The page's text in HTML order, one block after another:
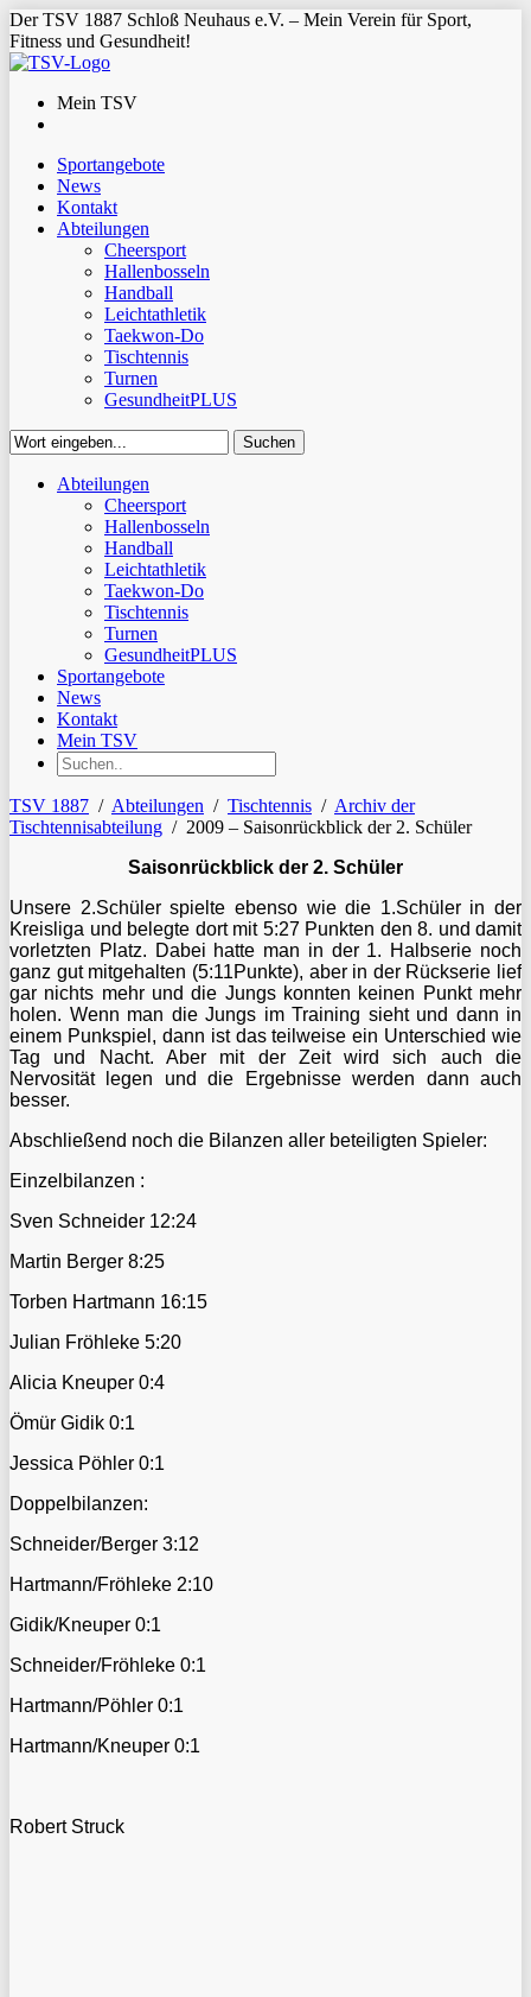
Der TSV 1887 Schloß Neuhaus e.V. – Mein Verein für Sport,
Fitness und Gesundheit!
Mein TSV
Sportangebote
News
Kontakt
Abteilungen
Cheersport
Hallenbosseln
Handball
Leichtathletik
Taekwon-Do
Tischtennis
Turnen
GesundheitPLUS
Suchen
SuchenAbteilungen
Cheersport
Hallenbosseln
Handball
Leichtathletik
Taekwon-Do
Tischtennis
Turnen
GesundheitPLUS
Sportangebote
News
Kontakt
Mein TSV
TSV 1887 / Abteilungen / Tischtennis / Archiv der
Tischtennisabteilung / 2009 – Saisonrückblick der 2. Schüler
Saisonrückblick der 2. Schüler
Unsere 2.Schüler spielte ebenso wie die 1.Schüler in der
Kreisliga und belegte dort mit 5:27 Punkten den 8. und damit
vorletzten Platz. Dabei hatte man in der 1. Halbserie noch
ganz gut mitgehalten (5:11Punkte), aber in der Rückserie lief
gar nichts mehr und die Jungs konnten keinen Punkt mehr
holen. Wenn man die Jungs im Training sieht und dann in
einem Punkspiel, dann ist das teilweise ein Unterschied wie
Tag und Nacht. Aber mit der Zeit wird sich auch die
Nervosität legen und die Ergebnisse werden dann auch
besser.
Abschließend noch die Bilanzen aller beteiligten Spieler:
Einzelbilanzen :
Sven Schneider 12:24
Martin Berger 8:25
Torben Hartmann 16:15
Julian Fröhleke 5:20
Alicia Kneuper 0:4
Ömür Gidik 0:1
Jessica Pöhler 0:1
Doppelbilanzen:
Schneider/Berger 3:12
Hartmann/Fröhleke 2:10
Gidik/Kneuper 0:1
Schneider/Fröhleke 0:1
Hartmann/Pöhler 0:1
Hartmann/Kneuper 0:1
Robert Struck